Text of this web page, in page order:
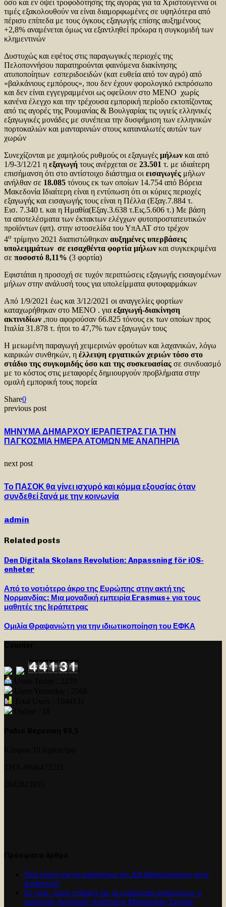
όσο και εν όψει τροφοδότησης της αγοράς για τα Χριστούγεννα οι
τιμές εξακολουθούν να είναι διαμορφωμένες σε υψηλότερα από
πέρισυ επίπεδα με τους όγκους εξαγωγής επίσης αυξημένους
+2,8% αναμένεται όμως να εξαντληθεί πρόωρα η συγκομιδή των
κλημεντινών
Δυστυχώς και εφέτος στις παραγωγικές περιοχές της
Πελοποννήσου παρατηρούνται φαινόμενα διακίνησης
ατυποποίητων εσπεριδοειδών (κατ ευθεία από τον αγρό) από
«βαλκάνιους εμπόρους», που δεν έχουν φορολογικό εκπρόσωπο
και δεν είναι εγγεγραμμένοι ως οφείλουν στο ΜΕΝΟ χωρίς
κανένα έλεγχο και την τρέχουσα εμπορική περίοδο εκτοπίζοντας
από τις αγορές της Ρουμανίας & Βουλγαρίας τις υγιείς ελληνικές
εξαγωγικές μονάδες με συνέπεια την δυσφήμιση των ελληνικών
πορτοκαλιών και μανταρινιών στους καταναλωτές αυτών των
χωρών
Συνεχίζονται με χαμηλούς ρυθμούς οι εξαγωγές μήλων και από
1/9-3/12/21 η εξαγωγή τους ανέρχεται σε 23.501 τ. με ιδιαίτερη
επισήμανση ότι στο αντίστοιχο διάστημα οι εισαγωγές μήλων
ανήλθαν σε 18.085 τόνους εκ των οποίων 14.754 από Βόρεια
Μακεδονία Ιδιαίτερη είναι η εντύπωση ότι οι κύριες περιοχές
εξαγωγής και εισαγωγής τους είναι η Πέλλα (Εξαγ.7.884 τ.
Εισ. 7.340 t. και η Ημαθία(Εξαγ.3.638 τ.Εις.5.606 τ.) Με βάση
τα αποτελέσματα των έκτακτων ελέγχων φυτοπροστατευτικών
προϊόντων (φπ). στην ιστοσελίδα του ΥπΑΑΤ στο τρέχον
4ο τρίμηνο 2021 διαπιστώθηκαν αυξημένες υπερβάσεις
υπολειμμάτων σε εισαχθέντα φορτία μήλων και συγκεκριμένα
σε ποσοστό 8,11% (3 φορτία)
Εφιστάται η προσοχή σε τυχόν περιπτώσεις εξαγωγής εισαγομένων
μήλων στην ανάλυσή τους για υπολείμματα φυτοφαρμάκων
Από 1/9/2021 έως και 3/12/2021 οι αναγγελίες φορτίων
καταχωρήθηκαν στο ΜΕΝΟ . για εξαγωγή-διακίνηση
ακτινιδίων ,που αφορούσαν 66.825 τόνους εκ των οποίων προς
Ιταλία 31.878 τ. ήτοι το 47,7% των εξαγωγών τους
Η μειωμένη παραγωγή χειμερινών φρούτων και λαχανικών, λόγω
καιρικών συνθηκών, η έλλειψη εργατικών χεριών τόσο στο
στάδιο της συγκομιδής όσο και της συσκευασίας σε συνδυασμό
με το κόστος στις μεταφορές δημιουργούν προβλήματα στην
ομαλή εμπορική τους πορεία
Share0
previous post
ΜΗΝΥΜΑ ΔΗΜΑΡΧΟΥ ΙΕΡΑΠΕΤΡΑΣ ΓΙΑ ΤΗΝ
ΠΑΓΚΟΣΜΙΑ ΗΜΕΡΑ ΑΤΟΜΩΝ ΜΕ ΑΝΑΠΗΡΙΑ
next post
Το ΠΑΣΟΚ θα γίνει ισχυρό και κόμμα εξουσίας όταν
συνδεθεί ξανά με την κοινωνία
admin
Related posts
Den Digitala Skolans Revolution: Anpassning för iOS-
enheter
Από το νοτιότερο άκρο της Ευρώπης στην ακτή της
Νορμανδίας: Μια μοναδική εμπειρία Erasmus+ για τους
μαθητές της Ιεράπετρας
Ομιλία Θραψανιώτη για την ιδιωτικοποίηση του ΕΦΚΑ
Νέα εποχή για το καταστημα της ΑΒ Βασιλόπουλος στην
Ιεράπετρα!
61 εκατ. ευρώ στήριξη για τα λιπάσματα ανακοίνωσε ο
υπουργός Αγροτικής Ανάπτυξης Μαργαρίτης Σχοινάς